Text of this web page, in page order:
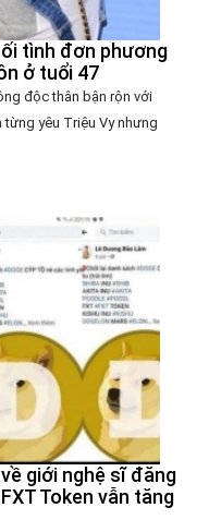
tình đơn phương
ở tuổi 47
độc thân bận rộn với
yêu Triệu Vy nhưng
giới nghệ sĩ đăng
Token vẫn tăng